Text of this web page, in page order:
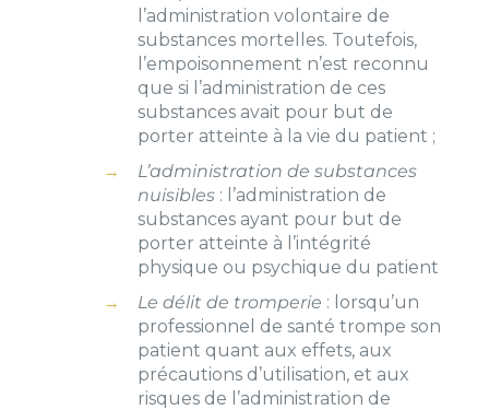
l’administration volontaire de
substances mortelles. Toutefois,
l’empoisonnement n’est reconnu
que si l’administration de ces
substances avait pour but de
porter atteinte à la vie du patient ;
L’administration de substances
nuisibles : l’administration de
substances ayant pour but de
porter atteinte à l’intégrité
physique ou psychique du patient
Le délit de tromperie : lorsqu’un
professionnel de santé trompe son
patient quant aux effets, aux
précautions d’utilisation, et aux
risques de l’administration de